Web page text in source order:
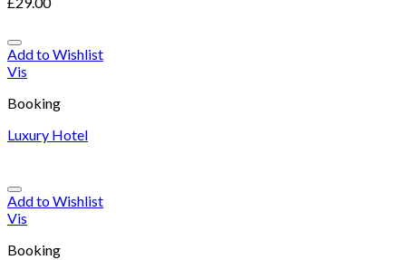
Add to Wishlist
Vis
Booking
Luxury Hotel
Add to Wishlist
Vis
Booking